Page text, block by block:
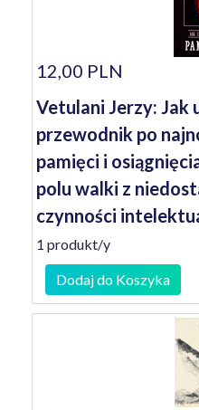
12,00 PLN
Vetulani Jerzy: Jak
przewodnik po
pamięci i
polu walki z
czynności
1 produkt/y
Dodaj do Koszyka